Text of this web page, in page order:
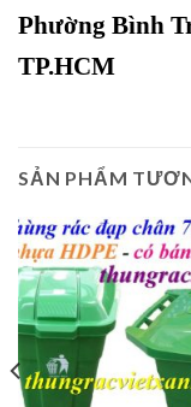
Phường Bình
TP.HCM
SẢN PHẨM